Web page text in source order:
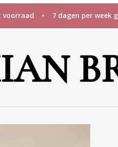
voorraad • 7 dagen per